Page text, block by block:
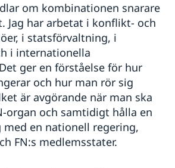
om kombinationen snarare
Jag har arbetat i konflikt- och
i statsförvaltning, i
i internationella
ger en förståelse för hur
och hur man rör sig
är avgörande när man ska
organ och samtidigt hålla en
en nationell regering,
FN:s medlemsstater.